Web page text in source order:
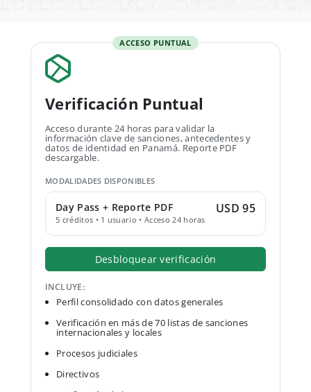
ACCESO PUNTUAL
Verificación Puntual
Acceso durante 24 horas para validar la
información clave de sanciones, antecedentes y
datos de identidad en Panamá. Reporte PDF
descargable.
MODALIDADES DISPONIBLES
Day Pass + Reporte PDF
5 créditos • 1 usuario • Acceso 24 horas
USD 95
Desbloquear verificación
INCLUYE:
Perfil consolidado con datos generales
Verificación en más de 70 listas de sanciones
internacionales y locales
Procesos judiciales
Directivos